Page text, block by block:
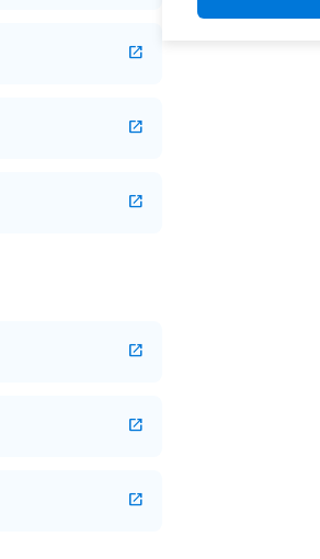
open_in_new
open_in_new
open_in_new
open_in_new
open_in_new
open_in_new